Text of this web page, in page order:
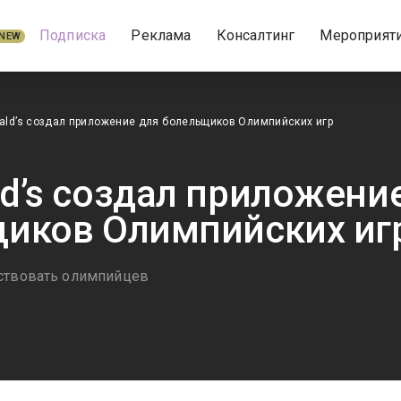
Подписка Реклама Консалтинг
создал приложение для болельщиков Олимпийских игр
создал
Олимпийских
олимпийцев